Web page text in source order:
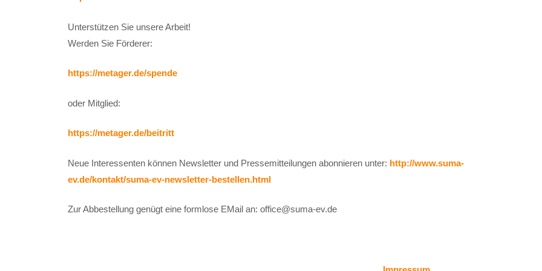
Unterstützen Sie unsere Arbeit!
Werden Sie Förderer:
https://metager.de/spende
oder Mitglied:
https://metager.de/beitritt
Neue Interessenten können Newsletter und Pressemitteilungen abonnieren unter: http://www.suma-
ev.de/kontakt/suma-ev-newsletter-bestellen.html
Zur Abbestellung genügt eine formlose EMail an: office@suma-ev.de